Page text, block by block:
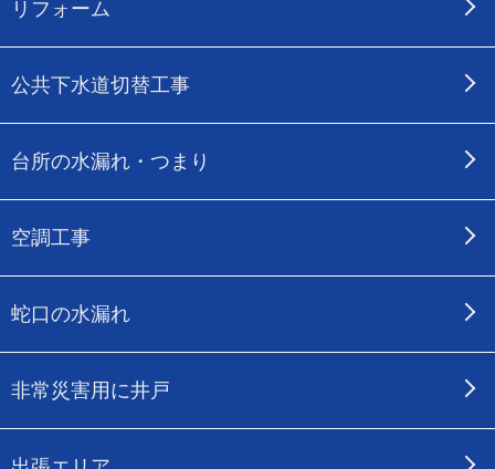
リフォーム
公共下水道切替工事
台所の水漏れ・つまり
空調工事
蛇口の水漏れ
非常災害用に井戸